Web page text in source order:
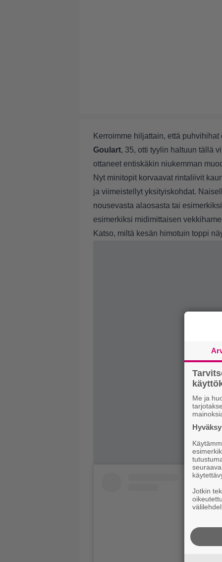
Kerroimme hiljattain, että
Goulart, 35, otti tyylin haltuun tällä
ottaneet entiskäkin niukemman
Nyt minitopit korvaavat rintaliivit
ja viimeistellyt yksityiskohdat.
nousevasta alaosasta tai
esimerkiksi midimittaisen
Katso, miltä kesän himotuin toppi
Me ja
Jotkin